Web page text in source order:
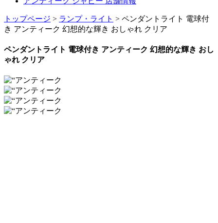
トップページ > ランプ・ライト > ペンダントライト 電球付
き アンティーク 幻想的な輝き おしゃれ クリア
ペンダントライト 電球付き アンティーク 幻想的な輝き おし
ゃれ クリア